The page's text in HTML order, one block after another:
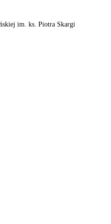
im. ks. Piotra Skargi